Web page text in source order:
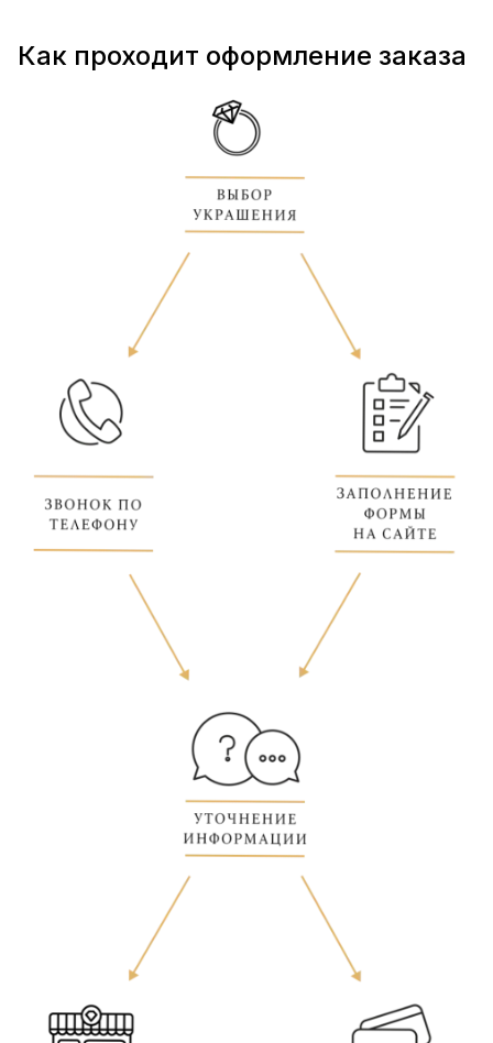
Как проходит оформление заказа